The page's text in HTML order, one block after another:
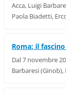
Acca, Luigi
Paola Biadetti,
Roma: il
Dal 7
Barbaresi